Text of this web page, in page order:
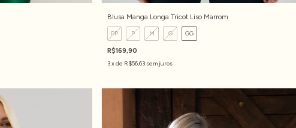
Blusa Manga Longa Tricot Liso Marrom
PP P M G GG
R$169,90
3x de R$56,63 sem juros